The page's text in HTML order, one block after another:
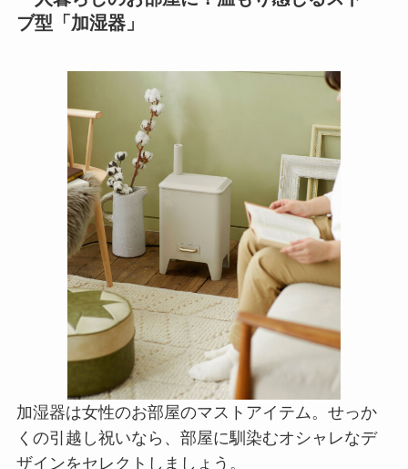
ブ型「加湿器」
加湿器は女性のお部屋のマストアイテム。せっか
くの引越し祝いなら、部屋に馴染むオシャレなデ
ザインをセレクトしましょう。